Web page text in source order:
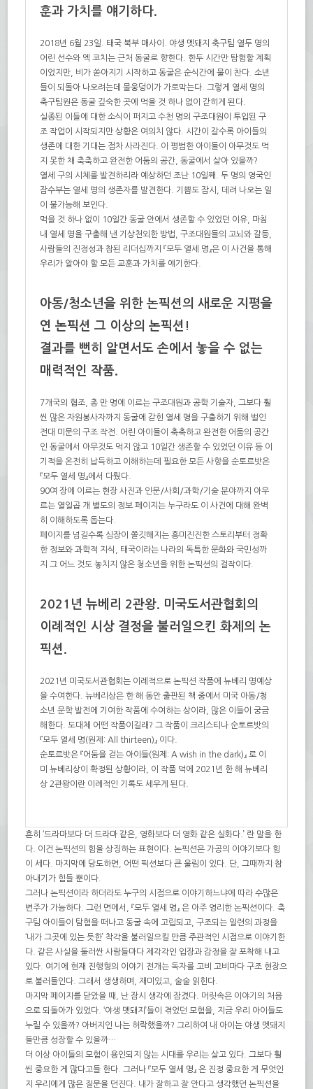
훈과 가치를 얘기하다.
2018년 6월 23일. 태국 북부 매사이. 야생 멧돼지 축구팀 열두 명의
어린 선수와 엑 코치는 근처 동굴로 향한다. 한두 시간만 탐험할 계획
이었지만, 비가 쏟아지기 시작하고 동굴은 순식간에 물이 찬다. 소년
들이 되돌아 나오려는데 물웅덩이가 가로막는다. 그렇게 열세 명의
축구팀원은 동굴 깊숙한 곳에 먹을 것 하나 없이 갇히게 된다.
실종된 이들에 대한 소식이 퍼지고 수천 명의 구조대원이 투입된 구
조 작업이 시작되지만 상황은 여의치 않다. 시간이 갈수록 아이들의
생존에 대한 기대는 점차 사라진다. 이 평범한 아이들이 아무것도 먹
지 못한 채 축축하고 완전한 어둠의 공간, 동굴에서 살아 있을까?
열세 구의 시체를 발견하리라 예상하던 조난 10일째. 두 명의 영국인
잠수부는 열세 명의 생존자를 발견한다. 기쁨도 잠시, 데려 나오는 일
이 불가능해 보인다.
먹을 것 하나 없이 10일간 동굴 안에서 생존할 수 있었던 이유, 마침
내 열세 명을 구출해 낸 기상천외한 방법, 구조대원들의 고뇌와 갈등,
사람들의 진정성과 참된 리더십까지 『모두 열세 명』은 이 사건을 통해
우리가 알아야 할 모든 교훈과 가치를 얘기한다.
아동/청소년을 위한 논픽션의 새로운 지평을
연 논픽션 그 이상의 논픽션!
결과를 뻔히 알면서도 손에서 놓을 수 없는
매력적인 작품.
7개국의 협조, 총 만 명에 이르는 구조대원과 공학 기술자, 그보다 훨
씬 많은 자원봉사자까지 동굴에 갇힌 열세 명을 구출하기 위해 벌인
전대 미문의 구조 작전. 어린 아이들이 축축하고 완전한 어둠의 공간
인 동굴에서 아무것도 먹지 않고 10일간 생존할 수 있었던 이유 등 이
기적을 온전히 납득하고 이해하는데 필요한 모든 사항을 순토르밧은
『모두 열세 명』에서 다뤘다.
90여 장에 이르는 현장 사진과 인문/사회/과학/기술 분야까지 아우
르는 열일곱 개 별도의 정보 페이지는 누구라도 이 사건에 대해 완벽
히 이해하도록 돕는다.
페이지를 넘길수록 심장이 쫄깃해지는 흥미진진한 스토리부터 정확
한 정보와 과학적 지식, 태국이라는 나라의 독특한 문화와 국민성까
지 그 어느 것도 놓치지 않은 청소년을 위한 논픽션의 걸작이다.
2021년 뉴베리 2관왕. 미국도서관협회의
이례적인 시상 결정을 불러일으킨 화제의 논
픽션.
2021년 미국도서관협회는 이례적으로 논픽션 작품에 뉴베리 명예상
을 수여한다. 뉴베리상은 한 해 동안 출판된 책 중에서 미국 아동/청
소년 문학 발전에 기여한 작품에 수여하는 상이라, 많은 이들이 궁금
해한다. 도대체 어떤 작품이길래? 그 작품이 크리스티나 순토르밧의
『모두 열세 명(원제: All thirteen)』 이다.
순토르밧은 『어둠을 걷는 아이들(원제: A wish in the dark)』 로 이
미 뉴베리상이 확정된 상황이라, 이 작품 덕에 2021년 한 해 뉴베리
상 2관왕이란 이례적인 기록도 세우게 된다.
흔히 ‘드라마보다 더 드라마 같은, 영화보다 더 영화 같은 실화다.’ 란 말을 한
다. 이건 논픽션의 힘을 상징하는 표현이다. 논픽션은 가공의 이야기보다 힘
이 세다. 마지막에 당도하면, 어떤 픽션보다 큰 울림이 있다. 단, 그때까지 참
아내기가 힘들 뿐이다.
그러나 논픽션이라 하더라도 누구의 시점으로 이야기하느냐에 따라 수많은
변주가 가능하다. 그런 면에서, 『모두 열세 명』 은 아주 영리한 논픽션이다. 축
구팀 아이들이 탐험을 떠나고 동굴 속에 고립되고, 구조되는 일련의 과정을
‘내가 그곳에 있는 듯한’ 착각을 불러일으킬 만큼 주관적인 시점으로 이야기한
다. 같은 사실을 둘러싼 사람들마다 제각각인 입장과 감정을 잘 포착해 내고
있다. 여기에 현재 진행형의 이야기 전개는 독자를 고비 고비마다 구조 현장으
로 불러들인다. 그래서 생생하며, 재미있고, 술술 읽힌다.
마지막 페이지를 닫았을 때, 난 잠시 생각에 잠겼다. 머릿속은 이야기의 처음
으로 되돌아가 있었다. ‘야생 멧돼지’들이 겪었던 모험을, 지금 우리 아이들도
누릴 수 있을까? 아버지인 나는 허락했을까? 그리하여 내 아이는 야생 멧돼지
들만큼 성장할 수 있을까…
더 이상 아이들의 모험이 용인되지 않는 시대를 우리는 살고 있다. 그보다 훨
씬 중요한 게 많다고들 한다. 그러나 『모두 열세 명』 은 진정 중요한 게 무엇인
지 우리에게 많은 질문을 던진다. 내가 잘하고 잘 안다고 생각했던 논픽션을